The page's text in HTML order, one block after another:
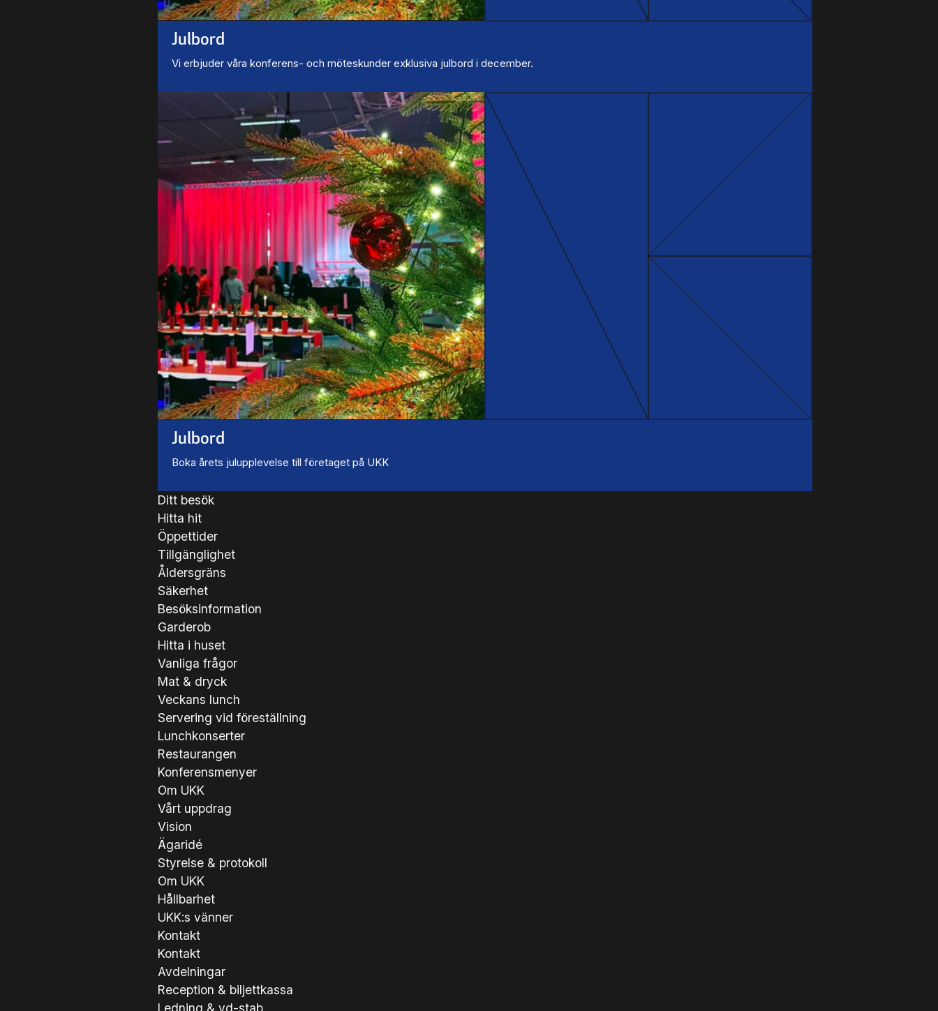
Julbord
Vi erbjuder våra konferens- och möteskunder exklusiva julbord i december.
Julbord
Boka årets julupplevelse till företaget på UKK
Ditt besök
Hitta hit
Öppettider
Tillgänglighet
Åldersgräns
Säkerhet
Besöksinformation
Garderob
Hitta i huset
Vanliga frågor
Mat & dryck
Veckans lunch
Servering vid föreställning
Lunchkonserter
Restaurangen
Konferensmenyer
Om UKK
Vårt uppdrag
Vision
Ägaridé
Styrelse & protokoll
Om UKK
Hållbarhet
UKK:s vänner
Kontakt
Kontakt
Avdelningar
Reception & biljettkassa
Ledning & vd-stab